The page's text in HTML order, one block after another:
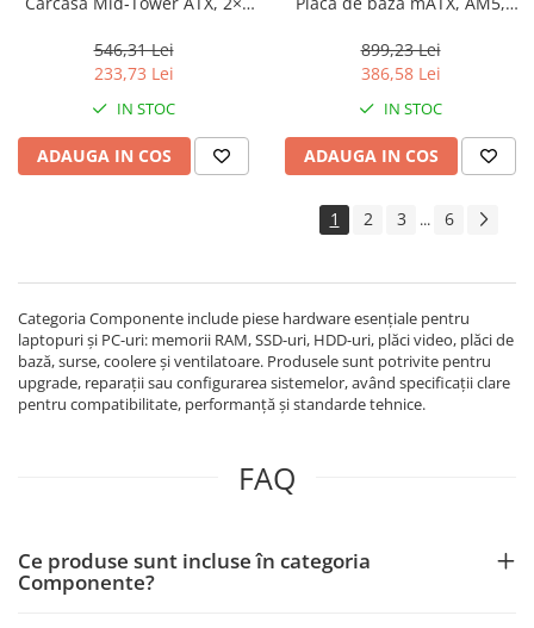
High‑Airflow
546,31 Lei
233,73 Lei
IN STOC
ADAUGA IN COS
2.5GbE
899,23 Lei
386,58 Lei
IN STOC
ADAUGA IN COS
1 2 3 ... 6
Categoria Componente include piese hardware esențiale pentru
laptopuri și PC-uri: memorii RAM, SSD-uri, HDD-uri, plăci video, plăci de
bază, surse, coolere și ventilatoare. Produsele sunt potrivite pentru
upgrade, reparații sau configurarea sistemelor, având specificații clare
pentru compatibilitate, performanță și standarde tehnice.
FAQ
Ce produse sunt incluse în categoria
Componente?